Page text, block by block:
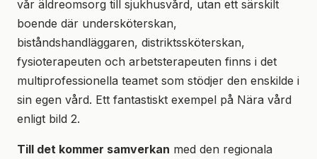
vår äldreomsorg till sjukhusvård, utan ett särskilt
boende där undersköterskan,
biståndshandläggaren, distriktssköterskan,
fysioterapeuten och arbetsterapeuten finns i det
multiprofessionella teamet som stödjer den enskilde i
sin egen vård. Ett fantastiskt exempel på Nära vård
enligt bild 2.
Till det kommer samverkan med den regionala